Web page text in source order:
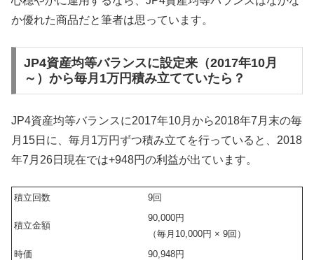
か優れた商品だと筆者は思っています。
JP4資産均等バランスに設定来（2017年10月
～）から毎月1万円積み立てていたら？
JP4資産均等バランスに2017年10月から2018年7月末の毎
月15日に、毎月1万円ずつ積み立てを行っていると、2018
年7月26日現在では+948円の利益が出ています。
積立回数 9回
積立金額
90,000円
（毎月10,000円 × 9回）
時価
90,948円